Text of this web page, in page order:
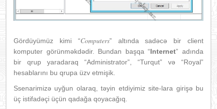
Gördüyümüz kimi “Computers” altında sadəcə bir client
komputer görünməkdədir. Bundan başqa “Internet” adında
bir qrup yaradaraq “Administrator”, “Turqut” və “Royal”
hesablarını bu qrupa üzv etmişik.
Ssenarimizə uyğun olaraq, təyin etdiyimiz site-lara girişə bu
üç istifadəçi üçün qadağa qoyacağıq.